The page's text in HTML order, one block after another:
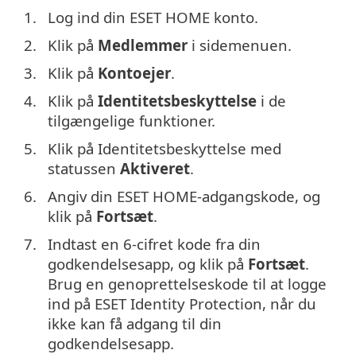
1.
Log ind din ESET HOME konto.
2.
Klik på Medlemmer i sidemenuen.
3.
Klik på Kontoejer.
4.
Klik på Identitetsbeskyttelse i de
tilgængelige funktioner.
5.
Klik på Identitetsbeskyttelse med
statussen Aktiveret.
6. Angiv din ESET HOME-adgangskode, og
klik på Fortsæt.
7. Indtast en 6-cifret kode fra din
godkendelsesapp, og klik på Fortsæt.
Brug en genoprettelseskode til at logge
ind på ESET Identity Protection, når du
ikke kan få adgang til din
godkendelsesapp.